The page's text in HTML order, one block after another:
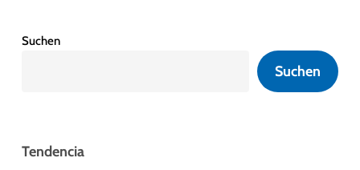
Suchen
Suchen
Tendencia